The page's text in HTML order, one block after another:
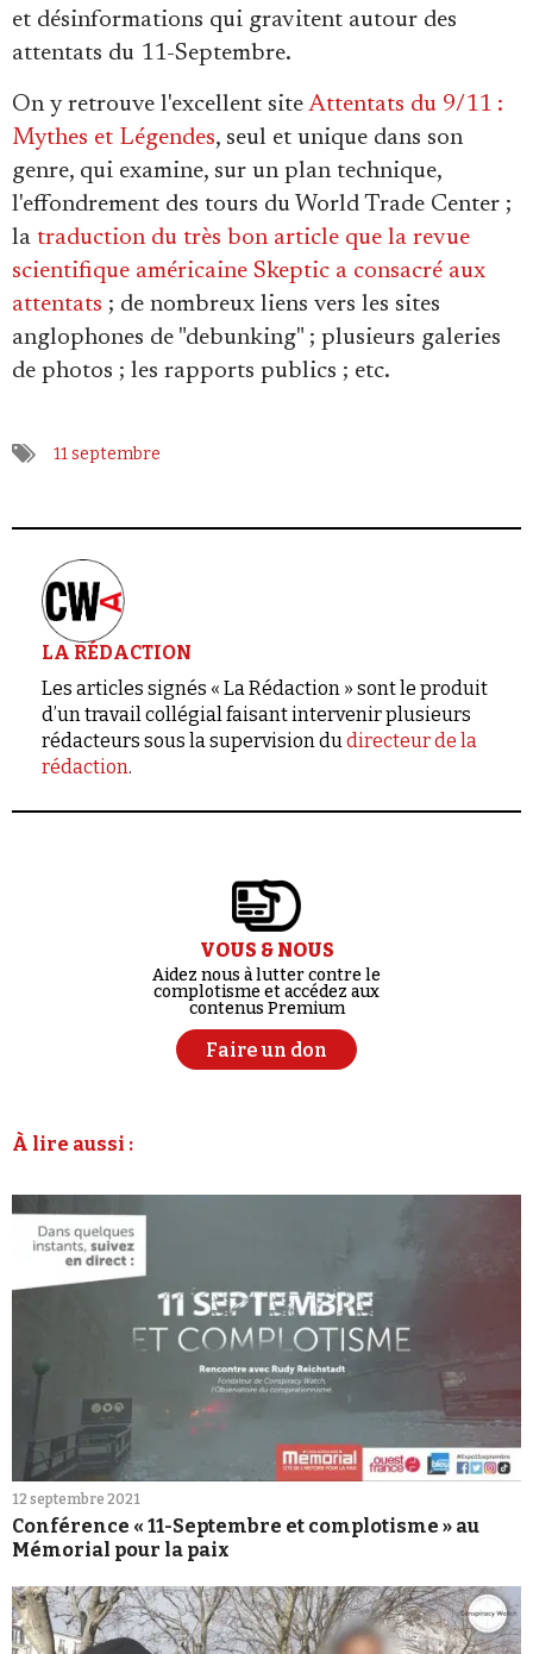
et désinformations qui gravitent autour des
attentats du 11-Septembre.
On y retrouve l'excellent site Attentats du 9/11 :
Mythes et Légendes, seul et unique dans son
genre, qui examine, sur un plan technique,
l'effondrement des tours du World Trade Center ;
la traduction du très bon article que la revue
scientifique américaine Skeptic a consacré aux
attentats ; de nombreux liens vers les sites
anglophones de "debunking" ; plusieurs galeries
de photos ; les rapports publics ; etc.
11 septembre
LA RÉDACTION
Les articles signés « La Rédaction » sont le produit
d’un travail collégial faisant intervenir plusieurs
rédacteurs sous la supervision dudirecteur de la
rédaction.
VOUS & NOUS
Aidez nous à lutter contre le
complotisme et accédez aux
contenus Premium
Faire un don
À lire aussi :
12 septembre 2021
Conférence « 11-Septembre et complotisme » au
Mémorial pour la paix